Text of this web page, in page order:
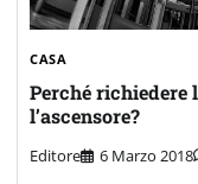
CASA
Perché richiedere
l’ascensore?
Editore 6 Marzo 2018